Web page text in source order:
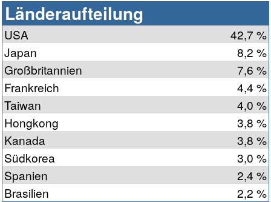
Länderaufteilung
USA
42,7 %
Japan
8,2 %
Großbritannien
7,6 %
Frankreich
4,4 %
Taiwan
4,0 %
Hongkong
3,8 %
Kanada
3,8 %
Südkorea
3,0 %
Spanien
2,4 %
Brasilien
2,2 %